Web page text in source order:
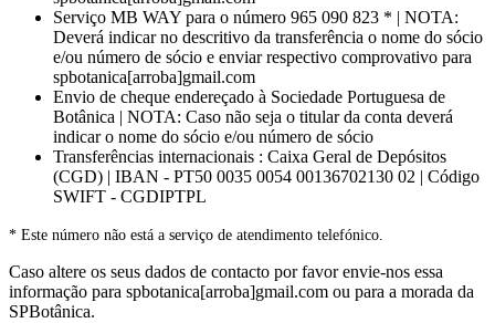
Serviço MB WAY para o número 965 090 823 * | NOTA:
Deverá indicar no descritivo da transferência o nome do sócio
e/ou número de sócio e enviar respectivo comprovativo para
spbotanica[arroba]gmail.com
Envio de cheque endereçado à Sociedade Portuguesa de
Botânica | NOTA: Caso não seja o titular da conta deverá
indicar o nome do sócio e/ou número de sócio
Transferências internacionais : Caixa Geral de Depósitos
(CGD) | IBAN - PT50 0035 0054 00136702130 02 | Código
SWIFT - CGDIPTPL
* Este número não está a serviço de atendimento telefónico.
Caso altere os seus dados de contacto por favor envie-nos essa
informação para spbotanica[arroba]gmail.com ou para a morada da
SPBotânica.